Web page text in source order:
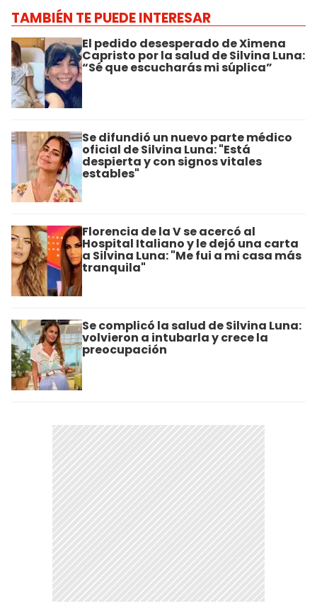
TAMBIÉN TE PUEDE INTERESAR
El pedido desesperado de Ximena
Capristo por la salud de Silvina Luna:
“Sé que escucharás mi súplica”
Se difundió un nuevo parte médico
oficial de Silvina Luna: "Está
despierta y con signos vitales
estables"
Florencia de la V se acercó al
Hospital Italiano y le dejó una carta
a Silvina Luna: "Me fui a mi casa más
tranquila"
Se complicó la salud de Silvina Luna:
volvieron a intubarla y crece la
preocupación